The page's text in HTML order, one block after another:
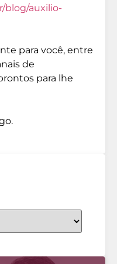
blog/auxilio-
para você, entre
de
para lhe